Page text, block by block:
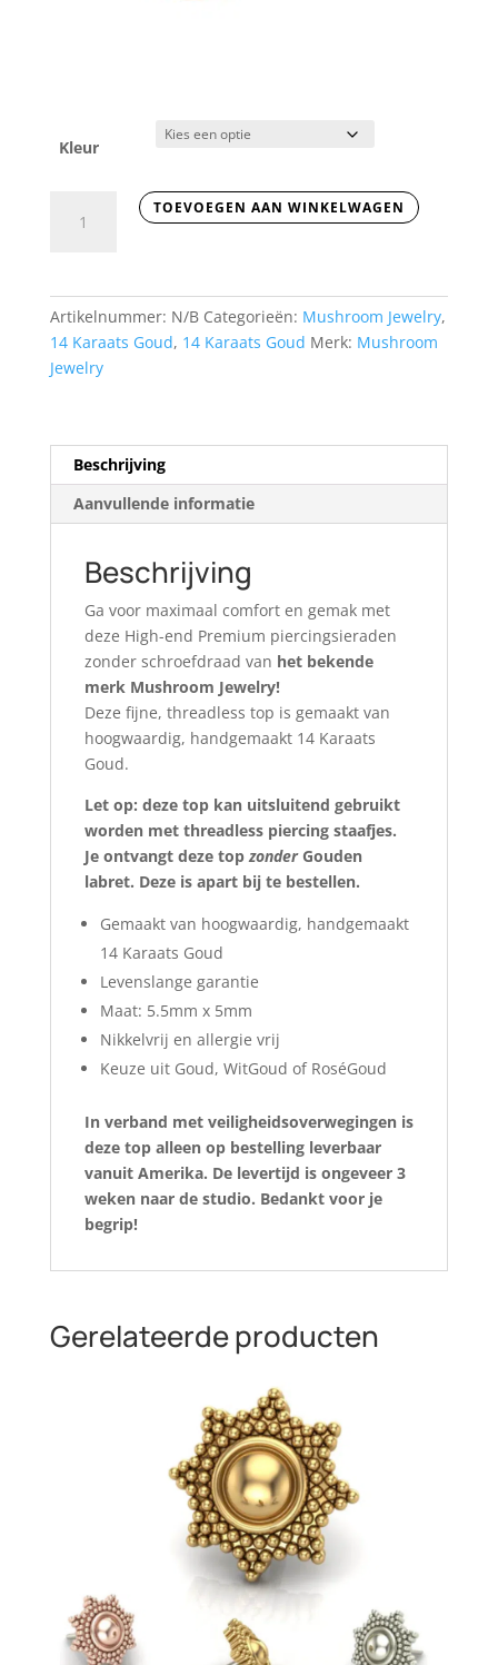
Kleur
Japanse
TOEVOEGEN AAN WINKELWAGEN
Artikelnummer: N/B Categorieën: Mushroom Jewelry,
14 Karaats Goud, 14 Karaats Goud Merk: Mushroom
Jewelry
Beschrijving
Aanvullende informatie
Beschrijving
Ga voor maximaal comfort en gemak met
deze High-end Premium piercingsieraden
zonder schroefdraad van het bekende
merk Mushroom Jewelry!
Deze fijne, threadless top is gemaakt van
hoogwaardig, handgemaakt 14 Karaats
Goud.
Let op: deze top kan uitsluitend gebruikt
worden met threadless piercing staafjes.
Je ontvangt deze topzonderGouden
labret. Deze is apart bij te bestellen.
Gemaakt van hoogwaardig, handgemaakt
14 Karaats Goud
Levenslange garantie
Maat: 5.5mm x 5mm
Nikkelvrij en allergie vrij
Keuze uit Goud, WitGoud of RoséGoud
In verband met veiligheidsoverwegingen is
deze top alleen op bestelling leverbaar
vanuit Amerika. De levertijd is ongeveer 3
weken naar de studio. Bedankt voor je
begrip!
Gerelateerde producten